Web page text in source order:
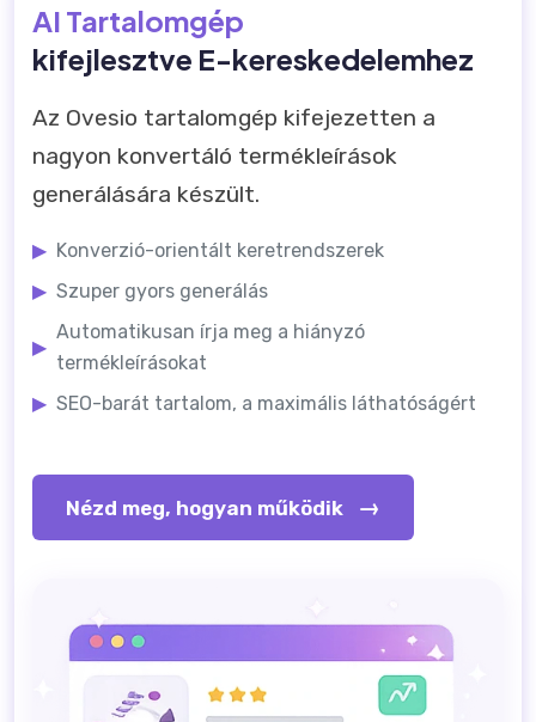
AI Tartalomgép
kifejlesztve E-kereskedelemhez
Az Ovesio tartalomgép kifejezetten a
nagyon konvertáló termékleírások
generálására készült.
▶ Konverzió-orientált keretrendszerek
▶ Szuper gyors generálás
▶
Automatikusan írja meg a hiányzó
termékleírásokat
▶ SEO-barát tartalom, a maximális láthatóságért
Nézd meg, hogyan működik →